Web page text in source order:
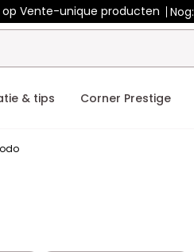
op Vente-unique producten Nog:
& tips Corner Prestige